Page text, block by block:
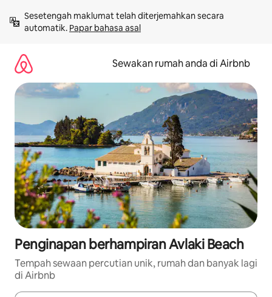
kandungan
Sesetengah maklumat telah diterjemahkan secara
automatik. Papar bahasa asal
Sewakan rumah anda di Airbnb
Penginapan berhampiran Avlaki Beach
Tempah sewaan percutian unik, rumah dan banyak lagi
di Airbnb